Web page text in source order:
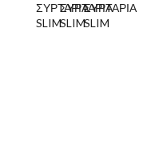
ΣΥΡΤΑΡΙΑ
SLIM
ΣΥΡΤΑΡΙΑ
SLIM
ΣΥΡΤΑΡΙΑ
SLIM